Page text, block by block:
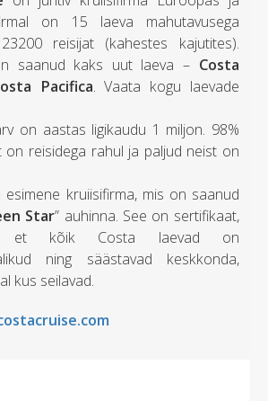
on 15 laeva mahutavusega
reisijat (kahestes kajutites).
saanud kaks uut laeva – Costa
Pacifica. Vaata kogu laevade
on aastas ligikaudu 1 miljon. 98%
on reisidega rahul ja paljud neist on
kruiisifirma, mis on saanud
Star” auhinna. See on sertifikaat,
et kõik Costa laevad on
ning säästavad keskkonda,
kus seilavad.